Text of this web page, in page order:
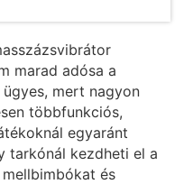
marad adósa a
mert nagyon
többfunkciós,
egyaránt
tarkónál kezdheti el a
és